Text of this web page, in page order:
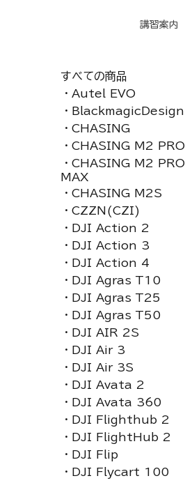
講習案内
すべての商品
・Autel EVO
・BlackmagicDesign
・CHASING
・CHASING M2 PRO
・CHASING M2 PRO
MAX
・CHASING M2S
・CZZN(CZI)
・DJI Action 2
・DJI Action 3
・DJI Action 4
・DJI Agras T10
・DJI Agras T25
・DJI Agras T50
・DJI AIR 2S
・DJI Air 3
・DJI Air 3S
・DJI Avata 2
・DJI Avata 360
・DJI Flighthub 2
・DJI FlightHub 2
・DJI Flip
・DJI Flycart 100